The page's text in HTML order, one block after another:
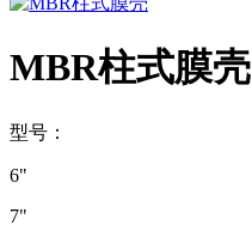
MBR柱式膜壳
型号：
6"
7"